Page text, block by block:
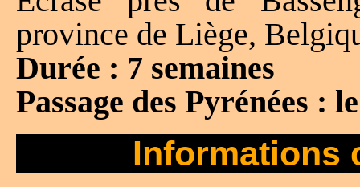
province de Liège,
Durée : 7 semaines
Passage des Pyrénées :
Informations